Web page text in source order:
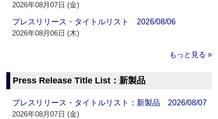
2026年08月07日 (金)
プレスリリース・タイトルリスト 2026/08/06
2026年08月06日 (木)
もっと見る »
Press Release Title List：新製品
プレスリリース・タイトルリスト：新製品 2026/08/07
2026年08月07日 (金)